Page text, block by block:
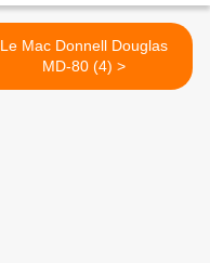
Le Mac Donnell Douglas
MD-80 (4) >